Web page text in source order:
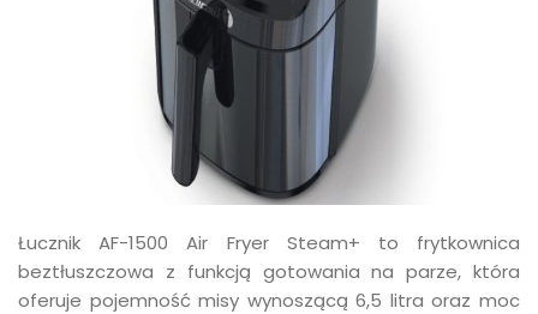
Łucznik AF-1500 Air Fryer Steam+ to frytkownica
beztłuszczowa z funkcją gotowania na parze, która
oferuje pojemność misy wynoszącą 6,5 litra oraz moc